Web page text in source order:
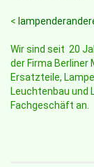
<
Wir sind seit 20
der Firma Berliner
Ersatzteile,
Leuchtenbau und
Fachgeschäft an.